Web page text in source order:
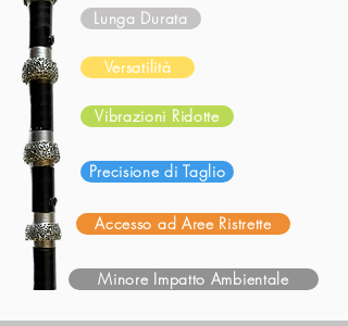
Lunga Durata
Versatilità
Vibrazioni Ridotte
Precisione di Taglio
Accesso ad Aree Ristrette
Minore Impatto Ambientale